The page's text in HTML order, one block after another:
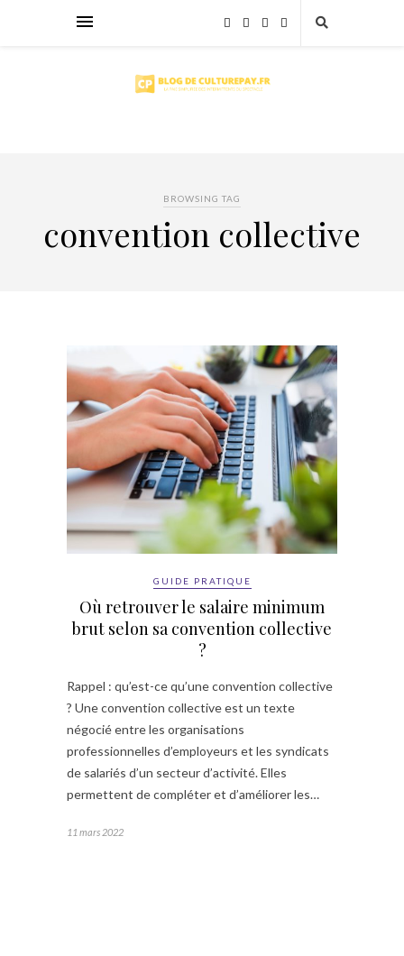
BROWSING TAG
convention collective
GUIDE PRATIQUE
Où retrouver le salaire minimum
brut selon sa convention collective
?
Rappel : qu’est-ce qu’une convention collective
? Une convention collective est un texte
négocié entre les organisations
professionnelles d’employeurs et les syndicats
de salariés d’un secteur d’activité. Elles
permettent de compléter et d’améliorer les…
11 mars 2022